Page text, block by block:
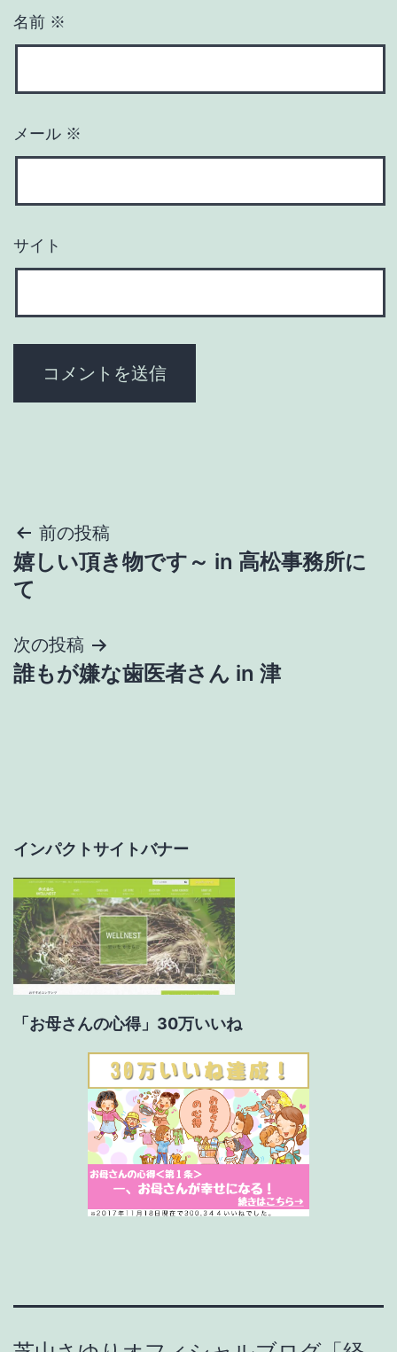
名前 ※
メール ※
サイト
投
稿
ビ
ン
前の投稿
嬉しい頂き物です～ in 高松事務所に
て
次の投稿
誰もが嫌な歯医者さん in 津
インパクトサイトバナー
「お母さんの心得」30万いいね